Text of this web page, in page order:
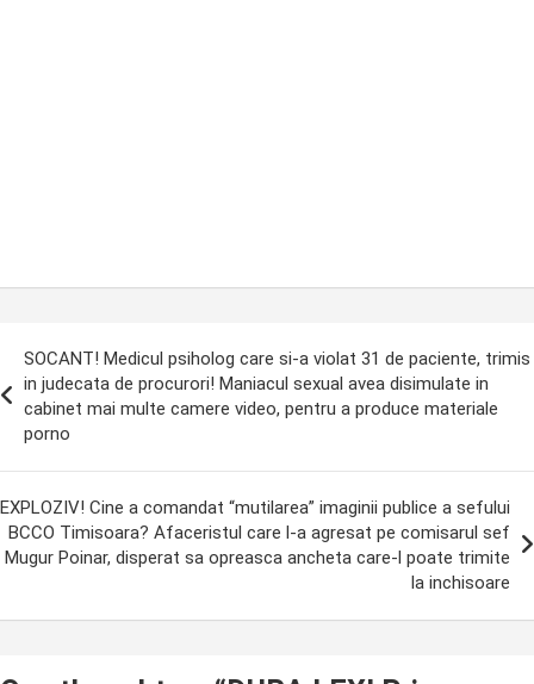
SOCANT! Medicul psiholog care si-a violat 31 de paciente, trimis
in judecata de procurori! Maniacul sexual avea disimulate in
cabinet mai multe camere video, pentru a produce materiale
porno
EXPLOZIV! Cine a comandat “mutilarea” imaginii publice a sefului
BCCO Timisoara? Afaceristul care l-a agresat pe comisarul sef
Mugur Poinar, disperat sa opreasca ancheta care-l poate trimite
la inchisoare